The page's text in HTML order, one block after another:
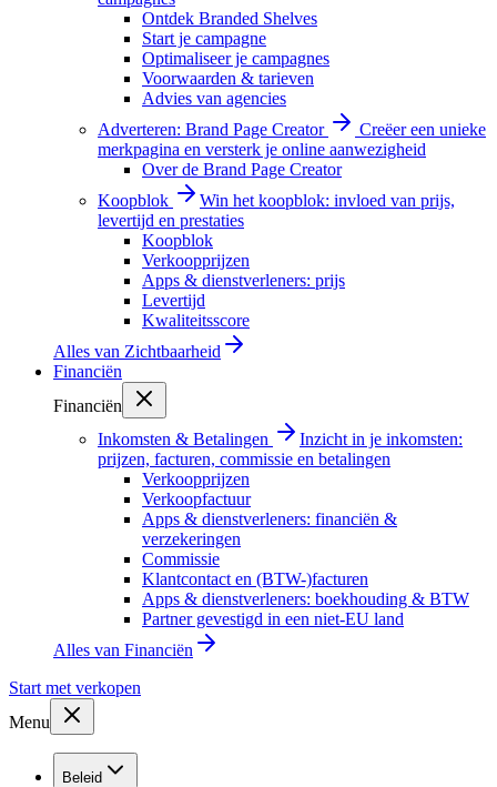
Ontdek Branded Shelves
Start je campagne
Optimaliseer je campagnes
Voorwaarden & tarieven
Advies van agencies
Adverteren: Brand Page Creator
Creëer een unieke
merkpagina en versterk je online aanwezigheid
Over de Brand Page Creator
Koopblok
Win het koopblok: invloed van prijs,
levertijd en prestaties
Koopblok
Verkoopprijzen
Apps & dienstverleners: prijs
Levertijd
Kwaliteitsscore
Alles van Zichtbaarheid
Financiën
Financiën
Inkomsten & Betalingen
Inzicht in je inkomsten:
prijzen, facturen, commissie en betalingen
Verkoopprijzen
Verkoopfactuur
Apps & dienstverleners: financiën &
verzekeringen
Commissie
Klantcontact en (BTW-)facturen
Apps & dienstverleners: boekhouding & BTW
Partner gevestigd in een niet-EU land
Alles van Financiën
Start met verkopen
Menu
Beleid